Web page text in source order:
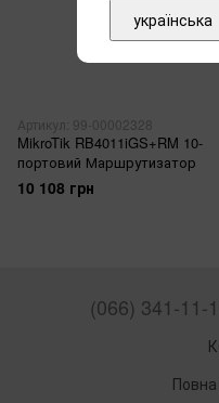
Артикул: 99-00002328
MikroTik RB4011iGS+RM 10-
портовий Маршрутизатор
10 108 грн
(066) 341-11-
українська